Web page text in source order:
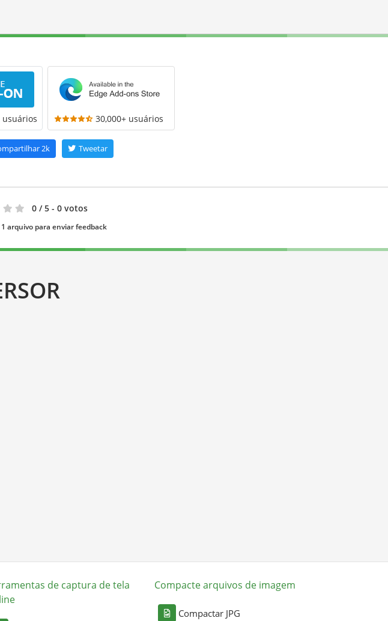
usuários 30,000+ usuários
2k Tweetar
0 / 5 - 0 votos
arquivo para enviar feedback
de captura de tela
Compacte arquivos de imagem
Compactar JPG